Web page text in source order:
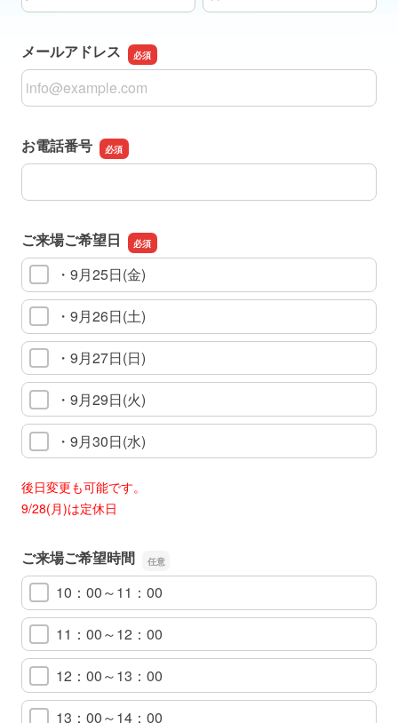
メールアドレス
メールアドレス
お電話番号
お電話番号
ご来場ご希望日
・9月25日(金)
・9月26日(土)
・9月27日(日)
・9月29日(火)
・9月30日(水)
後日変更も可能です。
9/28(月)は定休日
ご来場ご希望時間
10：00～11：00
11：00～12：00
12：00～13：00
13：00～14：00